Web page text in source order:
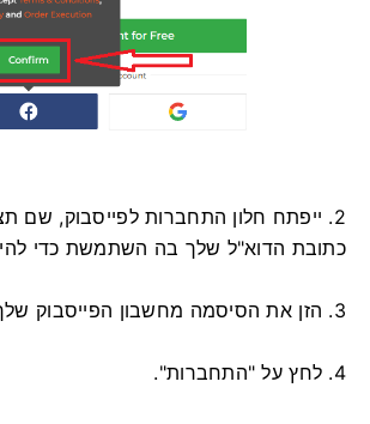
2. ייפתח חלון התחברות לפייסבוק, שם
כתובת הדוא"ל שלך בה השתמשת כדי
3. הזן את הסיסמה מחשבון הפייסבוק שלך.
4. לחץ על "התחברות".